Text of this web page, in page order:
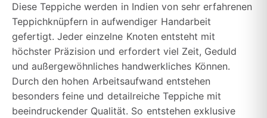
Diese Teppiche werden in Indien von sehr erfahrenen
Teppichknüpfern in aufwendiger Handarbeit
gefertigt. Jeder einzelne Knoten entsteht mit
höchster Präzision und erfordert viel Zeit, Geduld
und außergewöhnliches handwerkliches Können.
Durch den hohen Arbeitsaufwand entstehen
besonders feine und detailreiche Teppiche mit
beeindruckender Qualität. So entstehen exklusive